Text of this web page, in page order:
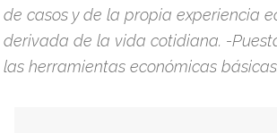
de casos y de la propia experiencia
derivada de la vida cotidiana. -
las herramientas económicas básicas.